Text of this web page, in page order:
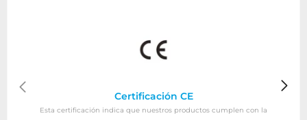
Certificación CE
Esta certificación indica que nuestros productos cumplen con la